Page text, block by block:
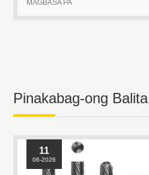
MAGBASA PA
Pinakabag-ong Balita
11
06-2026